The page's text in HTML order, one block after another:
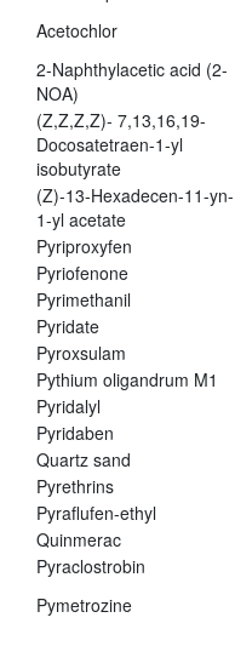
Acetochlor
2-Naphthylacetic acid (2-
NOA)
(Z,Z,Z,Z)- 7,13,16,19-
Docosatetraen-1-yl
isobutyrate
(Z)-13-Hexadecen-11-yn-
1-yl acetate
Pyriproxyfen
Pyriofenone
Pyrimethanil
Pyridate
Pyroxsulam
Pythium oligandrum M1
Pyridalyl
Pyridaben
Quartz sand
Pyrethrins
Pyraflufen-ethyl
Quinmerac
Pyraclostrobin
Pymetrozine